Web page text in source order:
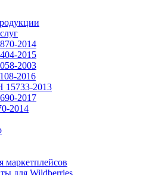
2014
2015
2003
2016
2013
2017
2014
маркетплейсов
для Wildberries